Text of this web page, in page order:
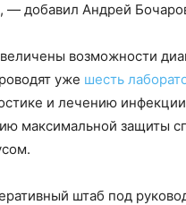
— добавил Андрей
возможности
уже шесть
и лечению
максимальной защиты
штаб под